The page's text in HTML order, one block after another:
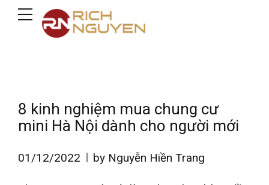
8 kinh nghiệm mua chung cư
mini Hà Nội dành cho người mới
01/12/2022 by Nguyễn Hiền Trang